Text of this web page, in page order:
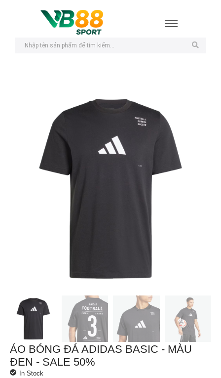
ÁO BÓNG ĐÁ ADIDAS BASIC - MÀU
ĐEN - SALE 50%
In Stock